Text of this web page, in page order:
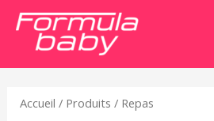
Accueil / Produits / Repas